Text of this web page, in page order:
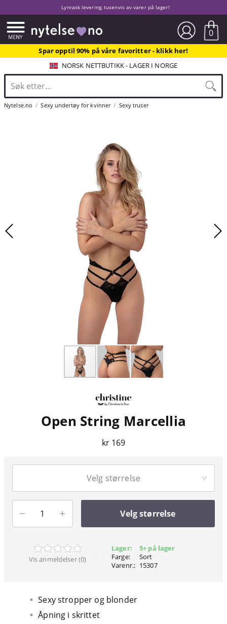
Lynrask levering, tusenvis av varer på lager!
0
Spar opptil 90% på våre favoritter - klikk her!
NORSK NETTBUTIKK - LAGER I NORGE
Nytelse.no Sexy undertøy for kvinner Sexy truser
Open String Marcellia
kr 169
Velg størrelse
Velg størrelse
Vis anmeldelser (0)
Lager:
Farge:
Varenr.:
5+ på lager
Sort
15307
Sexy stropper og blonder
Åpning i skrittet